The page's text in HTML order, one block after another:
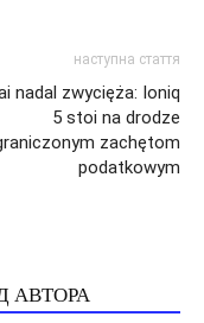
наступна стаття
nadal zwycięża: Ioniq
5 stoi na drodze
zachętom
podatkowym
АВТОРА